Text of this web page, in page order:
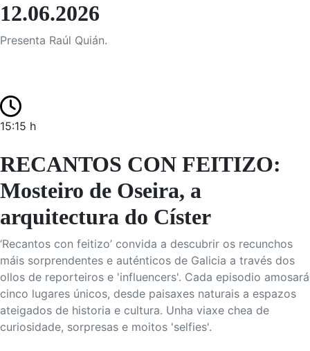
12.06.2026
Presenta Raúl Quián.
15:15 h
RECANTOS CON FEITIZO:
Mosteiro de Oseira, a
arquitectura do Císter
‘Recantos con feitizo’ convida a descubrir os recunchos
máis sorprendentes e auténticos de Galicia a través dos
ollos de reporteiros e 'influencers'. Cada episodio amosará
cinco lugares únicos, desde paisaxes naturais a espazos
ateigados de historia e cultura. Unha viaxe chea de
curiosidade, sorpresas e moitos 'selfies'.